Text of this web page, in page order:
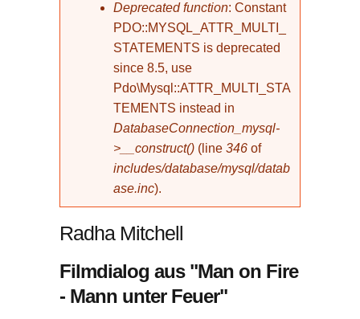
Deprecated function: Constant
PDO::MYSQL_ATTR_MULTI_
STATEMENTS is deprecated
since 8.5, use
Pdo\Mysql::ATTR_MULTI_STA
TEMENTS instead in
DatabaseConnection_mysql-
>__construct() (line 346 of
includes/database/mysql/datab
ase.inc).
Radha Mitchell
Filmdialog aus "Man on Fire
- Mann unter Feuer"